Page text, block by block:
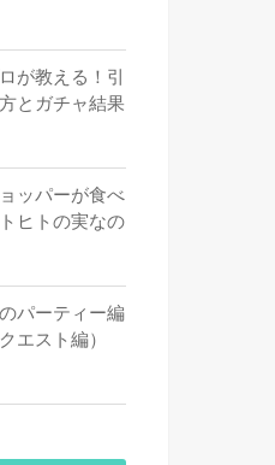
が教える！引
とガチャ結果
ッパーが食べ
ヒトの実なの
パーティー編
エスト編）